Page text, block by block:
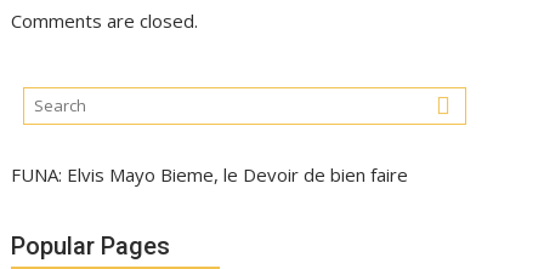
Comments are closed.
FUNA: Elvis Mayo Bieme, le Devoir de bien faire
Popular Pages